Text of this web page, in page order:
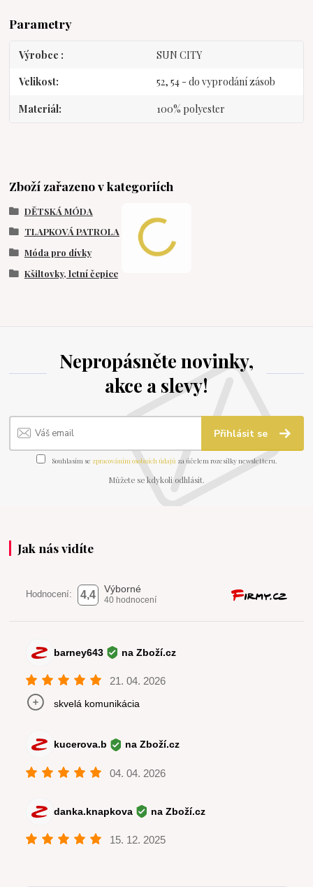
Parametry
Výrobce SUN CITY
Velikost 52, 54 - do vyprodání zásob
Materiál 100% polyester
Zboží zařazeno v kategoriích
DĚTSKÁ MÓDA
TLAPKOVÁ PATROLA
Móda pro dívky
Kšiltovky, letní čepice
Nepropásněte novinky,
akce a slevy!
Přihlásit se
Souhlasím se zpracováním osobních údajů za účelem rozesílky newsletteru.
Můžete se kdykoli odhlásit.
Jak nás vidíte